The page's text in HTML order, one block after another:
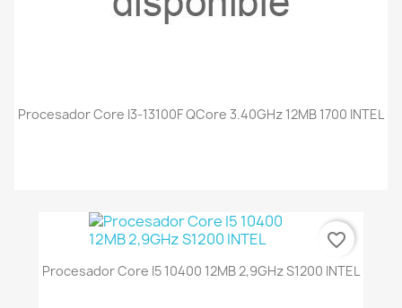
Procesador Core I3-13100F QCore 3.40GHz 12MB 1700 INTEL
Procesador Core I5 10400 12MB 2,9GHz S1200 INTEL
favorite_border